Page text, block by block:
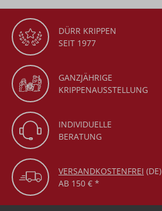
DÜRR KRIPPEN
SEIT 1977
GANZJÄHRIGE
KRIPPENAUSSTELLUNG
INDIVIDUELLE
BERATUNG
VERSANDKOSTENFREI (DE)
AB 150 € *